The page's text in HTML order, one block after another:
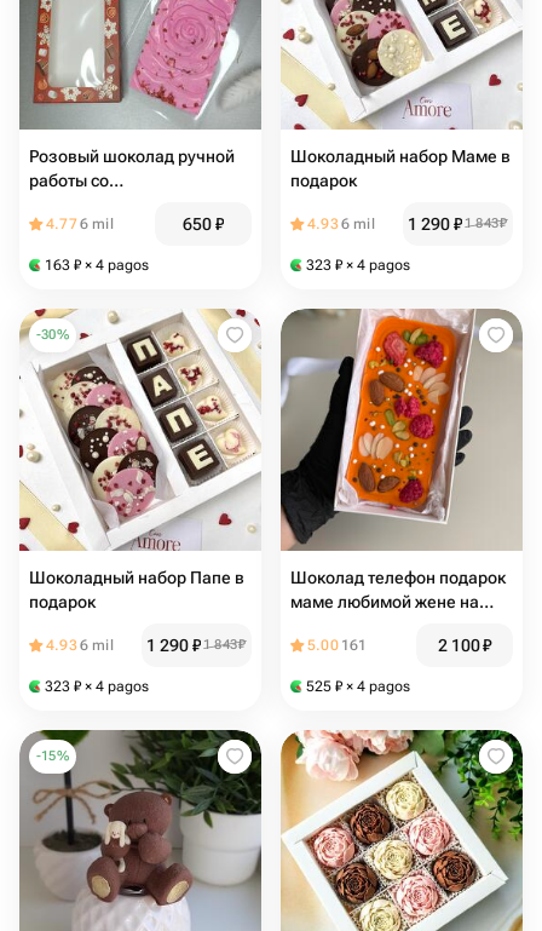
Розовый шоколад ручной
работы со
клубникой
4.776 mil 650₽
163 ₽ × 4 pagos
Шоколадный набор Маме в
подарок
4.936 mil 1 290₽1 843₽
323 ₽ × 4 pagos
-30%
Шоколадный набор Папе в
подарок
4.936 mil 1 290₽1 843₽
323 ₽ × 4 pagos
Шоколад телефон подарок
маме любимой жене на
5.00 161 2 100₽
525 ₽ × 4 pagos
-15%